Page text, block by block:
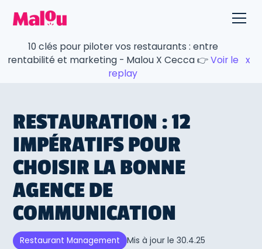
10 clés pour piloter vos restaurants : entre
rentabilité et marketing - Malou X Cecca 👉Voir le
replay
x
RESTAURATION : 12
IMPÉRATIFS POUR
CHOISIR LA BONNE
AGENCE DE
COMMUNICATION
Restaurant Management Mis à jour le 30.4.25